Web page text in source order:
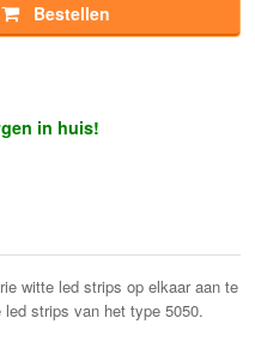
Bestellen
in huis!
witte led strips op elkaar aan te
strips van het type 5050.